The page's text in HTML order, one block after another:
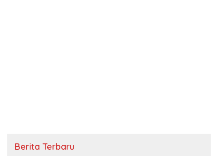
Berita Terbaru